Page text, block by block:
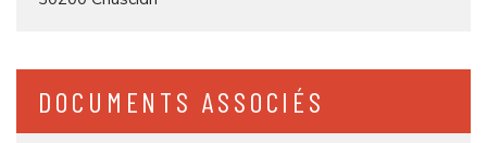
DOCUMENTS ASSOCIÉS